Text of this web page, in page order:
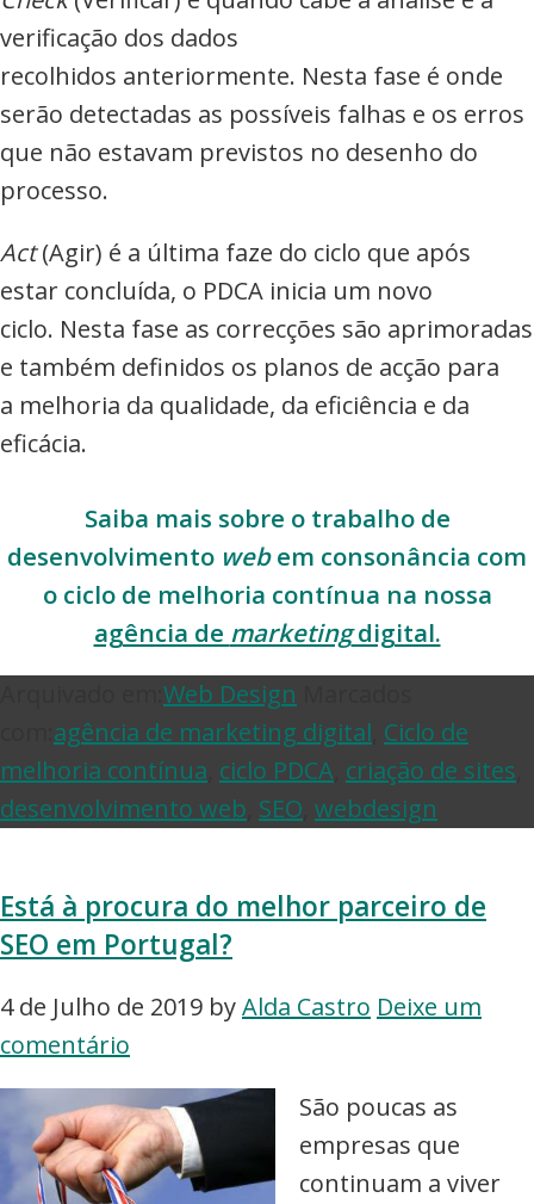
verificação dos dados
recolhidos anteriormente. Nesta fase é onde
serão detectadas as possíveis falhas e os erros
que não estavam previstos no desenho do
processo.
Act(Agir) é a última faze do ciclo que após
estar concluída, o PDCA inicia um novo
ciclo. Nesta fase as correcções são aprimoradas
e também definidos os planos de acção para
a melhoria da qualidade, da eficiência e da
eficácia.
Saiba mais sobre o trabalho de
desenvolvimento webem consonância com
o ciclo de melhoria contínua na nossa
agência de marketingdigital.
Web Design
agência de marketing digital Ciclo de
melhoria contínua ciclo PDCA criação de sites
desenvolvimento web SEO webdesign
Está à procura do melhor parceiro de
SEO em Portugal?
4 de Julho de 2019 byAlda Castro Deixe um
comentário
São poucas as
empresas que
continuam a viver